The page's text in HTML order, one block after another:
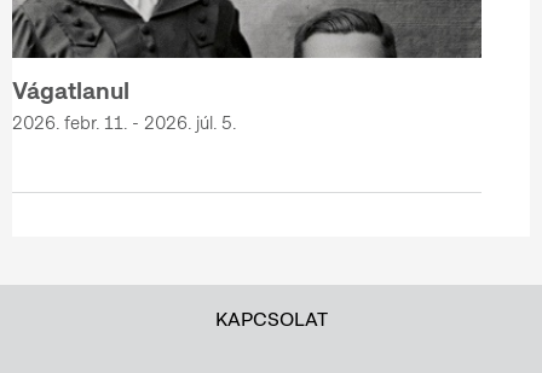
Vágatlanul
2026. febr. 11. - 2026. júl. 5.
KAPCSOLAT